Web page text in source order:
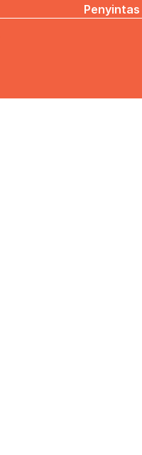
Penyintas